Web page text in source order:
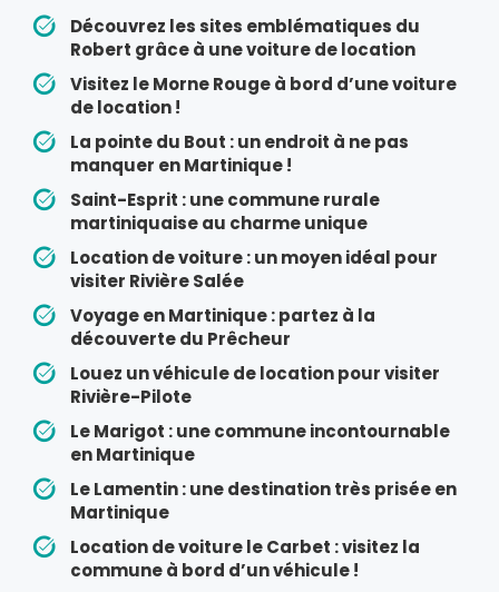
Découvrez les sites emblématiques du
Robert grâce à une voiture de location
Visitez le Morne Rouge à bord d’une voiture
de location !
La pointe du Bout : un endroit à ne pas
manquer en Martinique !
Saint-Esprit : une commune rurale
martiniquaise au charme unique
Location de voiture : un moyen idéal pour
visiter Rivière Salée
Voyage en Martinique : partez à la
découverte du Prêcheur
Louez un véhicule de location pour visiter
Rivière-Pilote
Le Marigot : une commune incontournable
en Martinique
Le Lamentin : une destination très prisée en
Martinique
Location de voiture le Carbet : visitez la
commune à bord d’un véhicule !